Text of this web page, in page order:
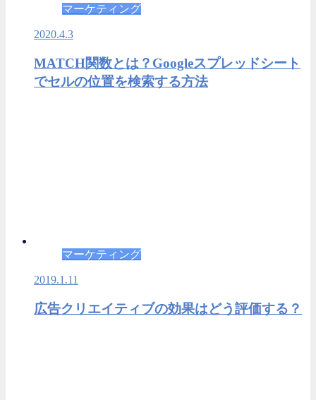
マーケティング
2020.4.3
MATCH関数とは？Googleスプレッドシート
でセルの位置を検索する方法
マーケティング
2019.1.11
広告クリエイティブの効果はどう評価する？